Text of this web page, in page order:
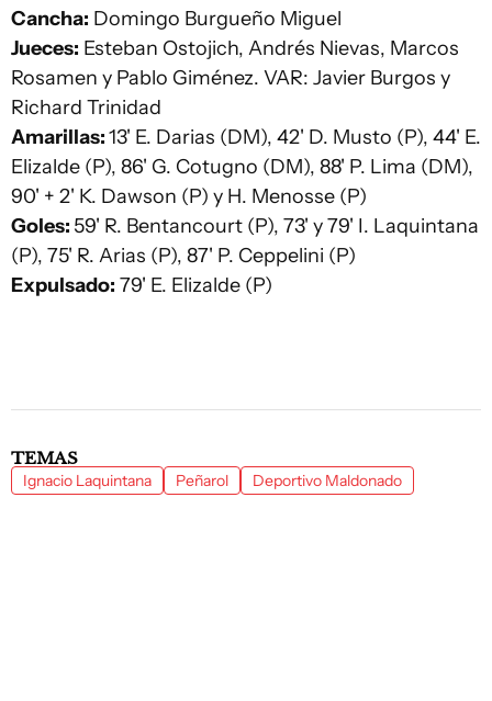
Cancha: Domingo Burgueño Miguel
Jueces: Esteban Ostojich, Andrés Nievas, Marcos
Rosamen y Pablo Giménez. VAR: Javier Burgos y
Richard Trinidad
Amarillas:13' E. Darias (DM), 42' D. Musto (P), 44' E.
Elizalde (P), 86' G. Cotugno (DM), 88' P. Lima (DM),
90' + 2' K. Dawson (P) y H. Menosse (P)
Goles: 59' R. Bentancourt (P), 73' y 79' I. Laquintana
(P), 75' R. Arias (P), 87' P. Ceppelini (P)
Expulsado: 79' E. Elizalde (P)
TEMAS
Ignacio Laquintana Peñarol Deportivo Maldonado